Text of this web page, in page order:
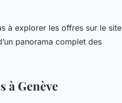
à explorer les offres sur le site
panorama complet des
à Genève